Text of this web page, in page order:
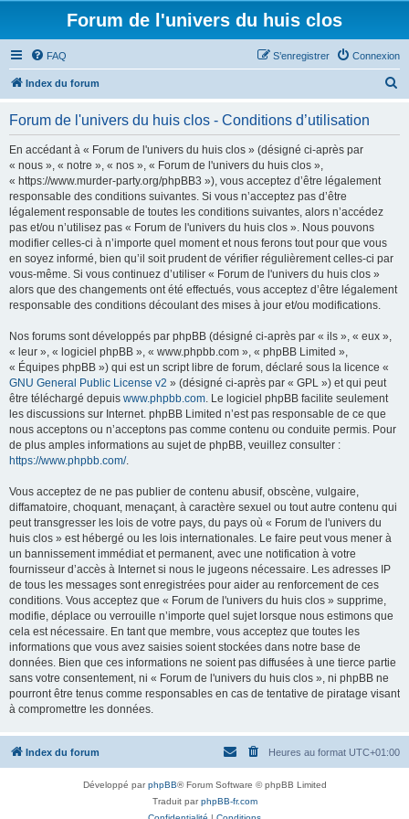
Forum de l'univers du huis clos
FAQ Connexion
S’enregistrer
Index du forum
Forum de l'univers du huis clos - Conditions d’utilisation
En accédant à « Forum de l'univers du huis clos » (désigné ci-après par
« nous », « notre », « nos », « Forum de l'univers du huis clos »,
« https://www.murder-party.org/phpBB3 »), vous acceptez d’être légalement
responsable des conditions suivantes. Si vous n’acceptez pas d’être
légalement responsable de toutes les conditions suivantes, alors n’accédez
pas et/ou n’utilisez pas « Forum de l'univers du huis clos ». Nous pouvons
modifier celles-ci à n’importe quel moment et nous ferons tout pour que vous
en soyez informé, bien qu’il soit prudent de vérifier régulièrement celles-ci par
vous-même. Si vous continuez d’utiliser « Forum de l'univers du huis clos »
alors que des changements ont été effectués, vous acceptez d’être légalement
responsable des conditions découlant des mises à jour et/ou modifications.
Nos forums sont développés par phpBB (désigné ci-après par « ils », « eux »,
« leur », « logiciel phpBB », « www.phpbb.com », « phpBB Limited »,
« Équipes phpBB ») qui est un script libre de forum, déclaré sous la licence «
GNU General Public License v2 » (désigné ci-après par « GPL ») et qui peut
être téléchargé depuis www.phpbb.com. Le logiciel phpBB facilite seulement
les discussions sur Internet. phpBB Limited n’est pas responsable de ce que
nous acceptons ou n’acceptons pas comme contenu ou conduite permis. Pour
de plus amples informations au sujet de phpBB, veuillez consulter :
https://www.phpbb.com/.
Vous acceptez de ne pas publier de contenu abusif, obscène, vulgaire,
diffamatoire, choquant, menaçant, à caractère sexuel ou tout autre contenu qui
peut transgresser les lois de votre pays, du pays où « Forum de l'univers du
huis clos » est hébergé ou les lois internationales. Le faire peut vous mener à
un bannissement immédiat et permanent, avec une notification à votre
fournisseur d’accès à Internet si nous le jugeons nécessaire. Les adresses IP
de tous les messages sont enregistrées pour aider au renforcement de ces
conditions. Vous acceptez que « Forum de l'univers du huis clos » supprime,
modifie, déplace ou verrouille n’importe quel sujet lorsque nous estimons que
cela est nécessaire. En tant que membre, vous acceptez que toutes les
informations que vous avez saisies soient stockées dans notre base de
données. Bien que ces informations ne soient pas diffusées à une tierce partie
sans votre consentement, ni « Forum de l'univers du huis clos », ni phpBB ne
pourront être tenus comme responsables en cas de tentative de piratage visant
à compromettre les données.
Index du forum Heures au format UTC+01:00
Développé parphpBB® Forum Software © phpBB Limited
Traduit parphpBB-fr.com